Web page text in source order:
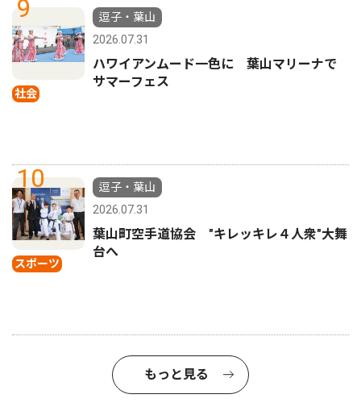
9
社会
逗子・葉山
2026.07.31
ハワイアンムード一色に 葉山マリーナで
サマーフェス
10
スポーツ
逗子・葉山
2026.07.31
葉山町空手道協会 "キレッキレ４人衆"大舞
台へ
もっと見る